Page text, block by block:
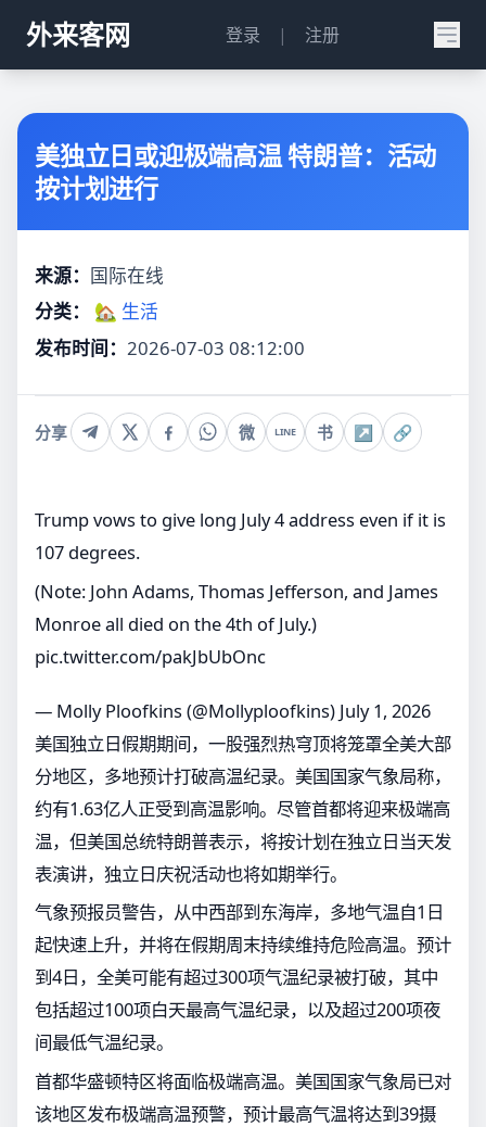
外来客网 登录 | 注册
美独立日或迎极端高温 特朗普：活动
按计划进行
来源： 国际在线
分类：
🏡 生活
发布时间： 2026-07-03 08:12:00
分享 微 LINE 书 ↗ 🔗
Trump vows to give long July 4 address even if it is
107 degrees.
(Note: John Adams, Thomas Jefferson, and James
Monroe all died on the 4th of July.)
pic.twitter.com/pakJbUbOnc
— Molly Ploofkins (@Mollyploofkins) July 1, 2026
美国独立日假期期间，一股强烈热穹顶将笼罩全美大部
分地区，多地预计打破高温纪录。美国国家气象局称，
约有1.63亿人正受到高温影响。尽管首都将迎来极端高
温，但美国总统特朗普表示，将按计划在独立日当天发
表演讲，独立日庆祝活动也将如期举行。
气象预报员警告，从中西部到东海岸，多地气温自1日
起快速上升，并将在假期周末持续维持危险高温。预计
到4日，全美可能有超过300项气温纪录被打破，其中
包括超过100项白天最高气温纪录，以及超过200项夜
间最低气温纪录。
首都华盛顿特区将面临极端高温。美国国家气象局已对
该地区发布极端高温预警，预计最高气温将达到39摄